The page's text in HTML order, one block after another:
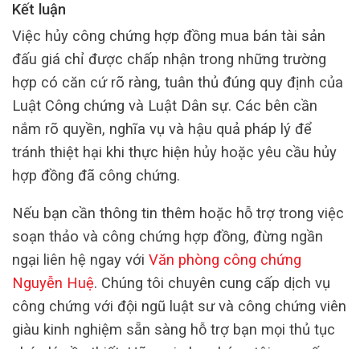
Kết luận
Việc hủy công chứng hợp đồng mua bán tài sản
đấu giá chỉ được chấp nhận trong những trường
hợp có căn cứ rõ ràng, tuân thủ đúng quy định của
Luật Công chứng và Luật Dân sự. Các bên cần
nắm rõ quyền, nghĩa vụ và hậu quả pháp lý để
tránh thiệt hại khi thực hiện hủy hoặc yêu cầu hủy
hợp đồng đã công chứng.
Nếu bạn cần thông tin thêm hoặc hỗ trợ trong việc
soạn thảo và công chứng hợp đồng, đừng ngần
ngại liên hệ ngay với Văn phòng công chứng
Nguyễn Huệ. Chúng tôi chuyên cung cấp dịch vụ
công chứng với đội ngũ luật sư và công chứng viên
giàu kinh nghiệm sẵn sàng hỗ trợ bạn mọi thủ tục